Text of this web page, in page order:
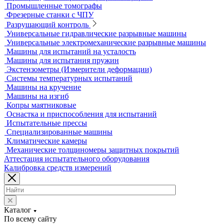
Лазерные трекеры
Мультисенсорные и видеоизмерительные машины
Оптические измерительные машины
Приборы для измерения профиля и формы
Промышленные томографы
Фрезерные станки с ЧПУ
Разрушающий контроль
Универсальные гидравлические разрывные машины
Универсальные электромеханические разрывные машины
Машины для испытаний на усталость
Машины для испытания пружин
Экстензометры (Измерители деформации)
Системы температурных испытаний
Машины на кручение
Машины на изгиб
Копры маятниковые
Оснастка и приспособления для испытаний
Испытательные прессы
Специализированные машины
Климатические камеры
Механические толщиномеры защитных покрытий
Аттестация испытательного оборудования
Калибровка средств измерений